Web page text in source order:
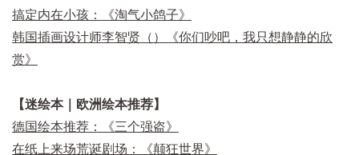
搞定内在小孩：《淘气小鸽子》
韩国插画设计师李智贤（）《你们吵吧，我只想静静的欣
赏》
【迷绘本｜欧洲绘本推荐】
德国绘本推荐：《三个强盗》
在纸上来场荒诞剧场：《颠狂世界》